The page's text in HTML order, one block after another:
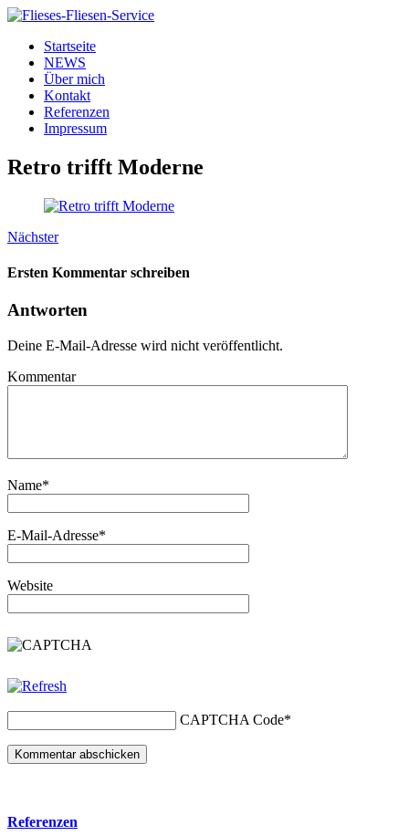
Startseite
NEWS
Über mich
Kontakt
Referenzen
Impressum
Retro trifft Moderne
Nächster
Ersten Kommentar schreiben
Antworten
Deine E-Mail-Adresse wird nicht veröffentlicht.
Kommentar
Name*
E-Mail-Adresse*
Website
CAPTCHA Code*
Referenzen